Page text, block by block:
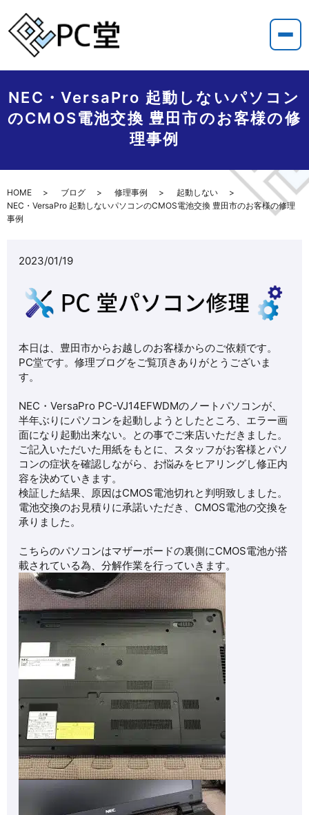
NEC・VersaPro 起動しないパソコン
のCMOS電池交換 豊田市のお客様の修
理事例
HOME ブログ 修理事例
起動しない
NEC・VersaPro 起動しないパソコンのCMOS電池交換 豊田市のお客様の修理
事例
2023/01/19
本日は、豊田市からお越しのお客様からのご依頼です。
PC堂です。修理ブログをご覧頂きありがとうございま
す。
NEC・VersaPro PC-VJ14EFWDMのノートパソコンが、
半年ぶりにパソコンを起動しようとしたところ、エラー画
面になり起動出来ない。との事でご来店いただきました。
ご記入いただいた用紙をもとに、スタッフがお客様とパソ
コンの症状を確認しながら、お悩みをヒアリングし修正内
容を決めていきます。
検証した結果、原因はCMOS電池切れと判明致しました。
電池交換のお見積りに承諾いただき、CMOS電池の交換を
承りました。
こちらのパソコンはマザーボードの裏側にCMOS電池が搭
載されている為、分解作業を行っていきます。